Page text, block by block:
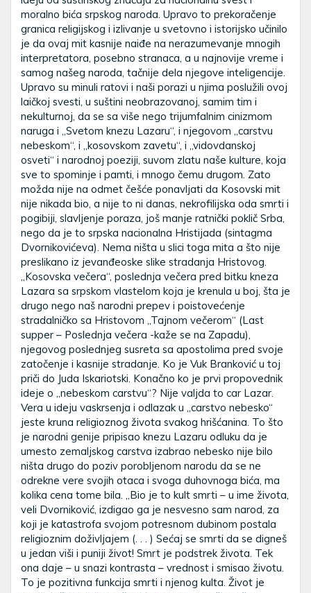
moralno bića srpskog naroda. Upravo to prekoračenje
granica religijskog i izlivanje u svetovno i istorijsko učinilo
je da ovaj mit kasnije naiđe na nerazumevanje mnogih
interpretatora, posebno stranaca, a u najnovije vreme i
samog našeg naroda, tačnije dela njegove inteligencije.
Upravo su minuli ratovi i naši porazi u njima poslužili ovoj
laičkoj svesti, u suštini neobrazovanoj, samim tim i
nekulturnoj, da se sa više nego trijumfalnim cinizmom
naruga i „Svetom knezu Lazaru“, i njegovom „carstvu
nebeskom“, i „kosovskom zavetu“, i „vidovdanskoj
osveti“ i narodnoj poeziji, suvom zlatu naše kulture, koja
sve to spominje i pamti, i mnogo čemu drugom. Zato
možda nije na odmet češće ponavljati da Kosovski mit
nije nikada bio, a nije to ni danas, nekrofilijska oda smrti i
pogibiji, slavljenje poraza, još manje ratnički poklič Srba,
nego da je to srpska nacionalna Hristijada (sintagma
Dvornikovićeva). Nema ništa u slici toga mita a što nije
preslikano iz jevanđeoske slike stradanja Hristovog.
„Kosovska večera“, poslednja večera pred bitku kneza
Lazara sa srpskom vlastelom koja je krenula u boj, šta je
drugo nego naš narodni prepev i poistovećenje
stradalničko sa Hristovom „Tajnom večerom“ (Last
supper – Poslednja večera -kaže se na Zapadu),
njegovog poslednjeg susreta sa apostolima pred svoje
zatočenje i kasnije stradanje. Ko je Vuk Branković u toj
priči do Juda Iskariotski. Konačno ko je prvi propovednik
ideje o „nebeskom carstvu“? Nije valjda to car Lazar.
Vera u ideju vaskrsenja i odlazak u „carstvo nebesko“
jeste kruna religioznog života svakog hrišćanina. To što
je narodni genije pripisao knezu Lazaru odluku da je
umesto zemaljskog carstva izabrao nebesko nije bilo
ništa drugo do poziv porobljenom narodu da se ne
odrekne vere svojih otaca i svoga duhovnoga bića, ma
kolika cena tome bila. „Bio je to kult smrti – u ime života,
veli Dvorniković, izdigao ga je nesvesno sam narod, za
koji je katastrofa svojom potresnom dubinom postala
religioznim doživljajem (. . . ) Sećaj se smrti da se digneš
u jedan viši i puniji život! Smrt je podstrek života. Tek
ona daje – u snazi kontrasta – vrednost i smisao životu.
To je pozitivna funkcija smrti i njenog kulta. Život je